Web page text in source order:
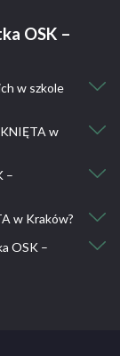
OSK –
w szkole
w
–
w Kraków?
OSK –